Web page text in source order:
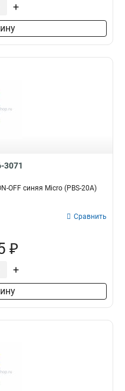
+
3071
OFF синяя Micro (PBS-20А)
Сравнить
₽
+